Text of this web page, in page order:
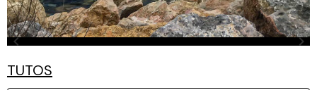
TUTOS